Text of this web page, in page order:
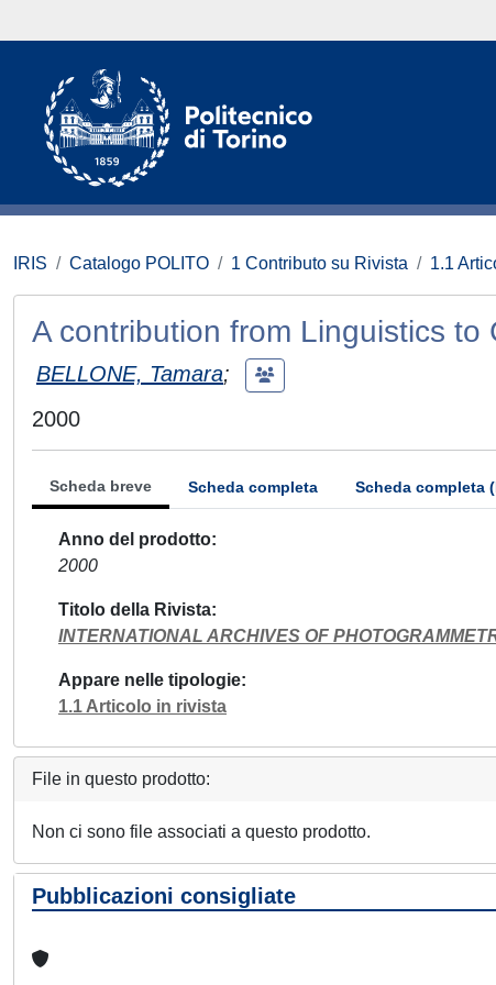
IRIS Catalogo POLITO 1 Contributo su Rivista 1.1
A contribution from Linguistics to
BELLONE, Tamara;
2000
Scheda breve Scheda completa Scheda completa
Anno del prodotto
2000
Titolo della Rivista
INTERNATIONAL ARCHIVES OF
Appare nelle tipologie
1.1 Articolo in rivista
File in questo prodotto:
Non ci sono file associati a questo prodotto.
Pubblicazioni consigliate